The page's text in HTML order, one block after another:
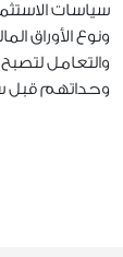
سياسات
ونوع الأوراق
والتعامل
وحداتهم قبل